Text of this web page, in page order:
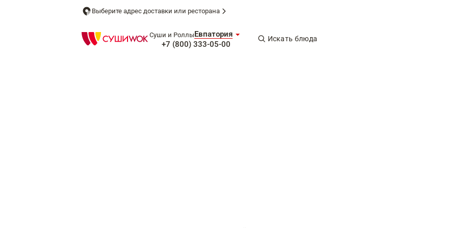
Выберите адрес доставки или ресторана
Суши и РоллыЕвпатория
+7 (800) 333-05-00
Искать блюда